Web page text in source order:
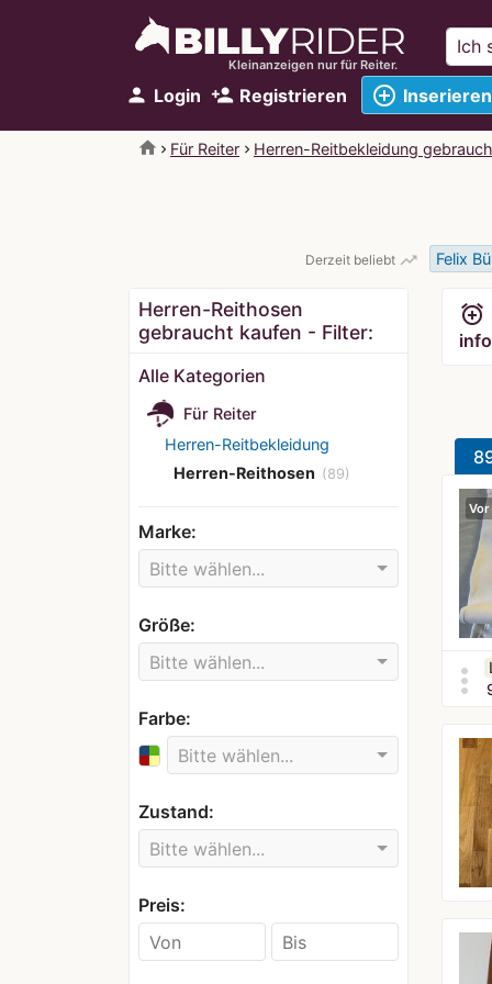
Kleinanzeigen nur für Reiter.
person Login person_add Registrieren add_circle_outline Inserieren
home Für Reiter Herren-Reitbekleidung
Derzeit beliebt trending_up Felix
Herren-Reithosen
gebraucht kaufen - Filter:
Alle Kategorien
Für Reiter
Herren-Reitbekleidung
Herren-Reithosen (89)
Marke:
Bitte wählen...
Größe:
Bitte wählen...
Farbe:
Bitte wählen...
Zustand:
Bitte wählen...
Preis:
alarm_add
more_vert